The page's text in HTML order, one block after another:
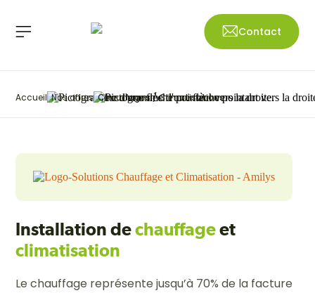
Contact
Accueil Nos offres Chauffages / Climatisations
Installation dechauffageet
climatisation
Le chauffage représente jusqu’à 70% de la facture